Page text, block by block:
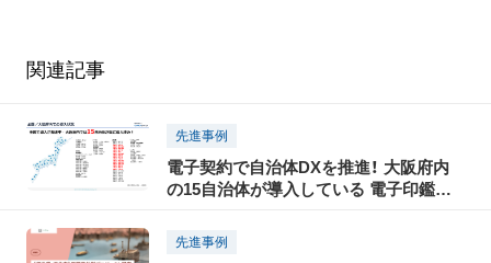
関連記事
先進事例
電子契約で自治体DXを推進！ 大阪府内
の15自治体が導入している 電子印鑑
先進事例